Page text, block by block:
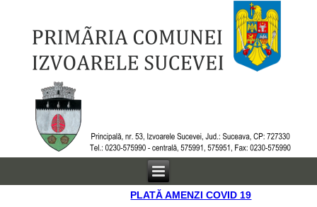
PLATĂ AMENZI COVID 19